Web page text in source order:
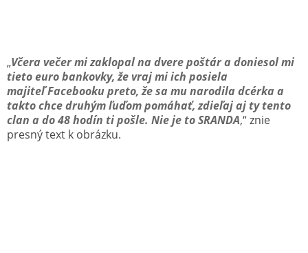
„Včera večer mi zaklopal na dvere poštár a doniesol mi
tieto euro bankovky, že vraj mi ich posiela
majiteľ Facebooku preto, že sa mu narodila dcérka a
takto chce druhým ľuďom pomáhať, zdieľaj aj ty tento
clan a do 48 hodín ti pošle. Nie je to SRANDA,“ znie
presný text k obrázku.